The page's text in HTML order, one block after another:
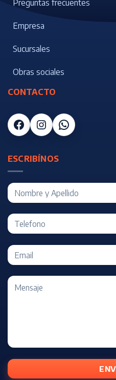
Preguntas frecuentes
Empresa
Sucursales
Obras sociales
CONTACTO
Facebook
Instagram
WhatsApp
ESCRIBÍNOS